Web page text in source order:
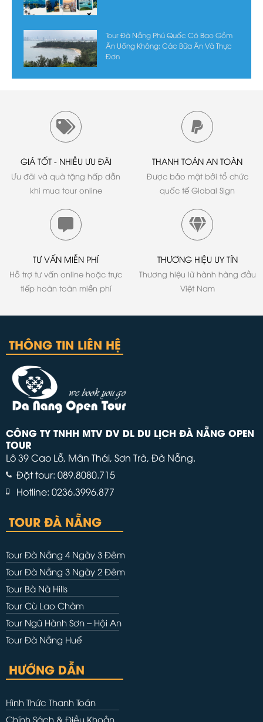
Tour Đà Nẵng Phú Quốc Có Bao Gồm
Ăn Uống Không: Các Bữa Ăn Và Thực
Đơn
GIÁ TỐT - NHIỀU ƯU ĐÃI
Ưu đãi và quà tặng hấp dẫn
khi mua tour online
THANH TOÁN AN TOÀN
Được bảo mật bởi tổ chức
quốc tế Global Sign
TƯ VẤN MIỄN PHÍ
Hỗ trợ tư vấn online hoặc trực
tiếp hoàn toàn miễn phí
THƯƠNG HIỆU UY TÍN
Thương hiệu lữ hành hàng đầu
Việt Nam
THÔNG TIN LIÊN HỆ
CÔNG TY TNHH MTV DV DL DU LỊCH ĐÀ NẴNG OPEN
TOUR
Lô 39 Cao Lỗ, Mân Thái, Sơn Trà, Đà Nẵng.
Đặt tour: 089.8080.715
Hotline: 0236.3996.877
TOUR ĐÀ NẴNG
Tour Đà Nẵng 4 Ngày 3 Đêm
Tour Đà Nẵng 3 Ngày 2 Đêm
Tour Bà Nà Hills
Tour Cù Lao Chàm
Tour Ngũ Hành Sơn – Hội An
Tour Đà Nẵng Huế
HƯỚNG DẪN
Hình Thức Thanh Toán
Chính Sách & Điều Khoản